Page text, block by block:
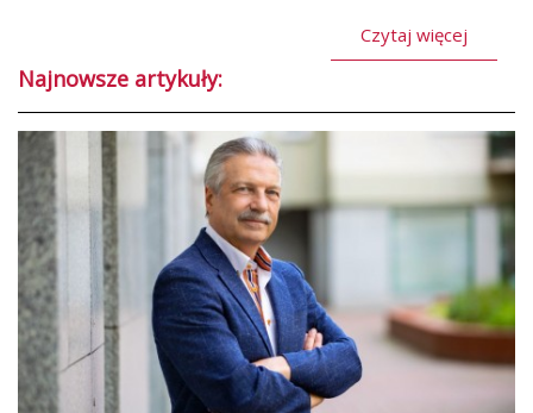
Czytaj więcej
Najnowsze artykuły: